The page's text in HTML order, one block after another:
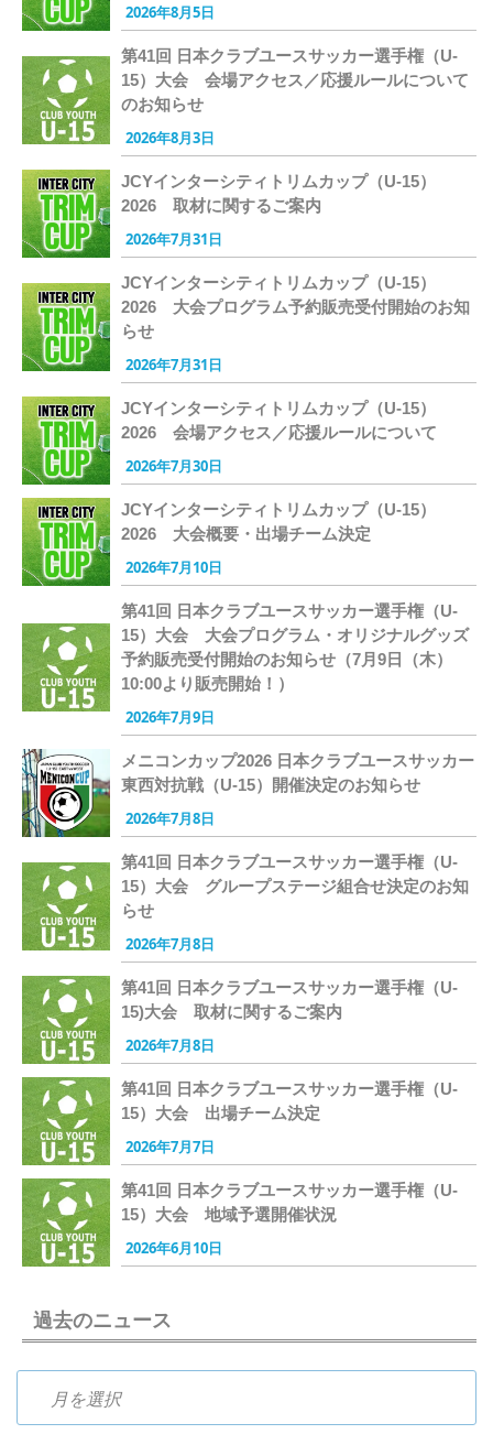
2026年8月5日
第41回 日本クラブユースサッカー選手権（U-
15）大会 会場アクセス／応援ルールについて
のお知らせ
2026年8月3日
JCYインターシティトリムカップ（U-15）
2026 取材に関するご案内
2026年7月31日
JCYインターシティトリムカップ（U-15）
2026 大会プログラム予約販売受付開始のお知
らせ
2026年7月31日
JCYインターシティトリムカップ（U-15）
2026 会場アクセス／応援ルールについて
2026年7月30日
JCYインターシティトリムカップ（U-15）
2026 大会概要・出場チーム決定
2026年7月10日
第41回 日本クラブユースサッカー選手権（U-
15）大会 大会プログラム・オリジナルグッズ
予約販売受付開始のお知らせ（7月9日（木）
10:00より販売開始！）
2026年7月9日
メニコンカップ2026 日本クラブユースサッカー
東西対抗戦（U-15）開催決定のお知らせ
2026年7月8日
第41回 日本クラブユースサッカー選手権（U-
15）大会 グループステージ組合せ決定のお知
らせ
2026年7月8日
第41回 日本クラブユースサッカー選手権（U-
15)大会 取材に関するご案内
2026年7月8日
第41回 日本クラブユースサッカー選手権（U-
15）大会 出場チーム決定
2026年7月7日
第41回 日本クラブユースサッカー選手権（U-
15）大会 地域予選開催状況
2026年6月10日
過去のニュース